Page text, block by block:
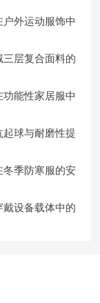
外运动服饰中
层复合面料的
能性家居服中
球与耐磨性提
季防寒服的安
设备载体中的